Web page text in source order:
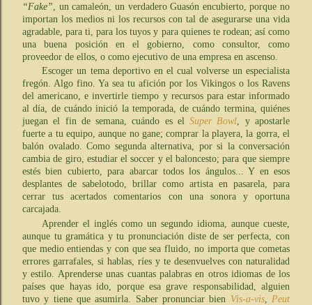
“Fake” , un camaleón, un verdadero Guasón encubierto, porque no
importan los medios ni los recursos con tal de asegurarse una vida
agradable, para ti, para los tuyos y para quienes te rodean; así como
una buena posición en el gobierno, como consultor, como
proveedor de ellos, o como ejecutivo de una empresa en ascenso.
Escoger un tema deportivo en el cual volverse un especialista
fregón. Algo fino. Ya sea tu afición por los Vikingos o los Ravens
del americano, e invertirle tiempo y recursos para estar informado
al día, de cuándo inició la temporada, de cuándo termina, quiénes
juegan el fin de semana, cuándo es elSuper Bowl, y apostarle
fuerte a tu equipo, aunque no gane; comprar la playera, la gorra, el
balón ovalado. Como segunda alternativa, por si la conversación
cambia de giro, estudiar el soccer y el baloncesto; para que siempre
estés bien cubierto, para abarcar todos los ángulos... Y en esos
desplantes de sabelotodo, brillar como artista en pasarela, para
cerrar tus acertados comentarios con una sonora y oportuna
carcajada.
Aprender el inglés como un segundo idioma, aunque cueste,
aunque tu gramática y tu pronunciación diste de ser perfecta, con
que medio entiendas y con que sea fluido, no importa que cometas
errores garrafales, si hablas, ríes y te desenvuelves con naturalidad
y estilo. Aprenderse unas cuantas palabras en otros idiomas de los
países que hayas ido, porque esa grave responsabilidad, alguien
tuvo y tiene que asumirla. Saber pronunciar bien Vis-a-vis, Peut